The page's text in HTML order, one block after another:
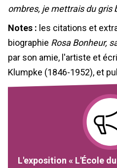
ombres, je mettrais du gris
Notes : les citations et
biographie Rosa Bonheur,
par son amie, l'artiste et
Klumpke (1846-1952), et
L'exposition « L'École